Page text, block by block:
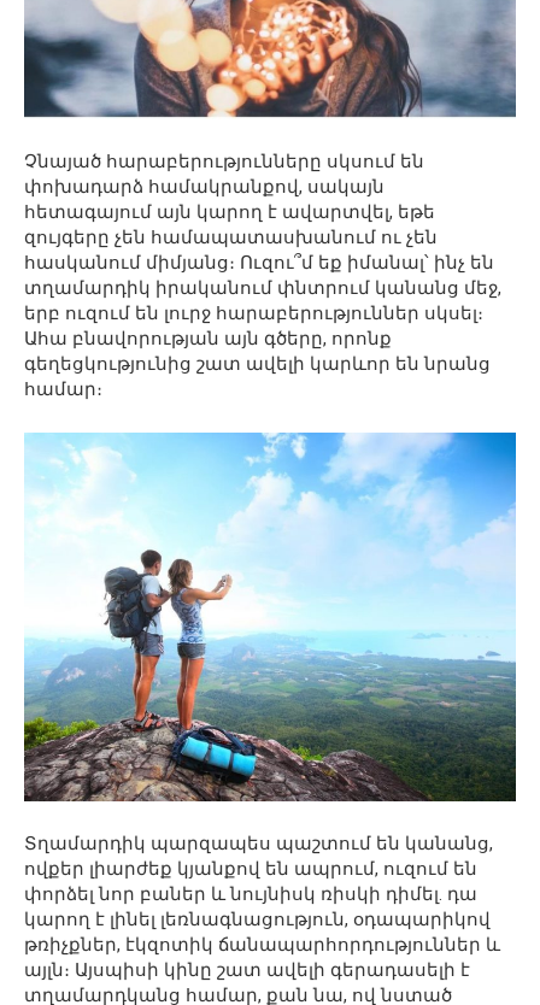
Չնայած հարաբերությունները սկսում են
փոխադարձ համակրանքով, սակայն
հետագայում այն կարող է ավարտվել, եթե
զույգերը չեն համապատասխանում ու չեն
հասկանում միմյանց։ Ուզու՞մ եք իմանալ՝ ինչ են
տղամարդիկ իրականում փնտրում կանանց մեջ,
երբ ուզում են լուրջ հարաբերություններ սկսել։
Ահա բնավորության այն գծերը, որոնք
գեղեցկությունից շատ ավելի կարևոր են նրանց
համար։
Տղամարդիկ պարզապես պաշտում են կանանց,
ովքեր լիարժեք կյանքով են ապրում, ուզում են
փորձել նոր բաներ և նույնիսկ ռիսկի դիմել. դա
կարող է լինել լեռնագնացություն, օդապարիկով
թռիչքներ, էկզոտիկ ճանապարհորդություններ և
այլն։ Այսպիսի կինը շատ ավելի գերադասելի է
տղամարդկանց համար, քան նա, ով նստած